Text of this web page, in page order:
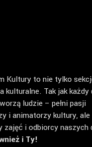
Kultury to nie tylko
kulturalne. Tak jak każdy
ludzie – pełni pasji
i animatorzy kultury, ale
zajęć i odbiorcy naszych
i Ty!